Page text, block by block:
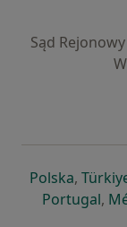
Sąd
Polskaotwiera
,
Portugal,